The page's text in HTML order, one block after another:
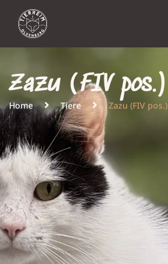
Zazu (FIV pos.)
Home Tiere Zazu (FIV pos.)